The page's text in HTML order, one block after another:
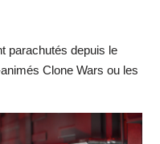
parachutés depuis le
Clone Wars ou les